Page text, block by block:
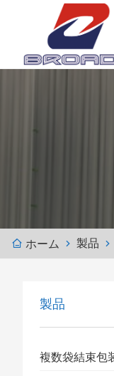
ホーム 製品
製品
複数袋結束包